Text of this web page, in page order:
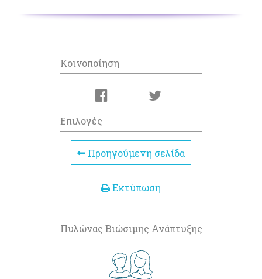
Κοινοποίηση
Επιλογές
Προηγούμενη σελίδα
Εκτύπωση
Πυλώνας Βιώσιμης Ανάπτυξης